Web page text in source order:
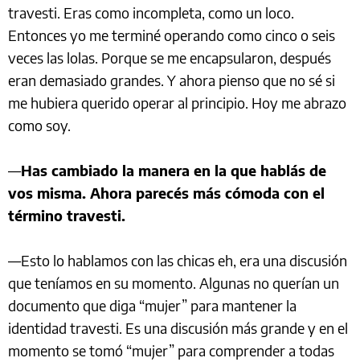
travesti. Eras como incompleta, como un loco.
Entonces yo me terminé operando como cinco o seis
veces las lolas. Porque se me encapsularon, después
eran demasiado grandes. Y ahora pienso que no sé si
me hubiera querido operar al principio. Hoy me abrazo
como soy.
—Has cambiado la manera en la que hablás de
vos misma. Ahora parecés más cómoda con el
término travesti.
—Esto lo hablamos con las chicas eh, era una discusión
que teníamos en su momento. Algunas no querían un
documento que diga “mujer” para mantener la
identidad travesti. Es una discusión más grande y en el
momento se tomó “mujer” para comprender a todas